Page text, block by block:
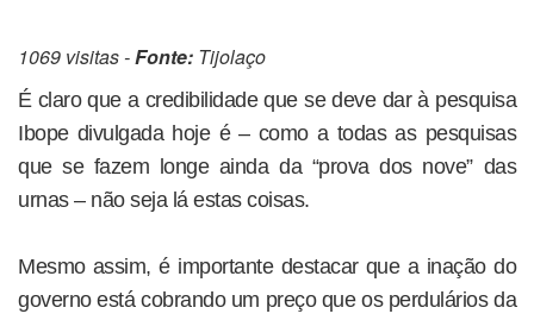
1069 visitas -Fonte: Tijolaço
É claro que a credibilidade que se deve dar à pesquisa
Ibope divulgada hoje é – como a todas as pesquisas
que se fazem longe ainda da “prova dos nove” das
urnas – não seja lá estas coisas.
Mesmo assim, é importante destacar que a inação do
governo está cobrando um preço que os perdulários da